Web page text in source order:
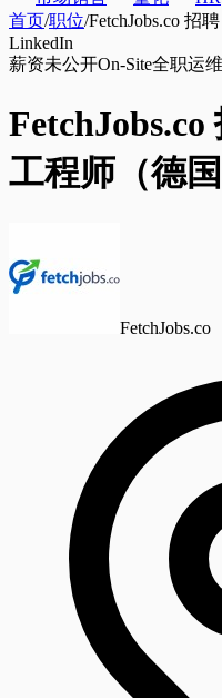
首页/职位/FetchJobs.co 招
LinkedIn
薪资未公开On-Site全职运维
FetchJobs.co
工程师（德
FetchJobs.co